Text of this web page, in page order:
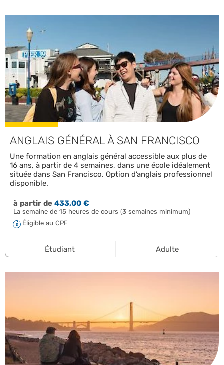
ANGLAIS GÉNÉRAL À SAN FRANCISCO
Une formation en anglais général accessible aux plus de
16 ans, à partir de 4 semaines, dans une école idéalement
située dans San Francisco. Option d’anglais professionnel
disponible.
à partir de433,00 €
La semaine de 15 heures de cours (3 semaines minimum)
Éligible au CPF
Étudiant Adulte